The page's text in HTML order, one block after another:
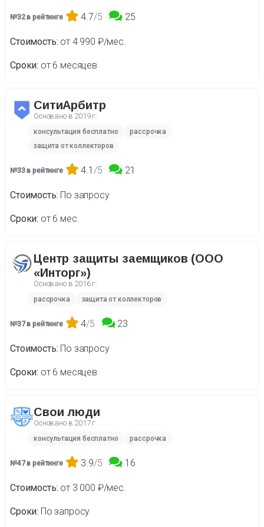
№32 в рейтинге 4.7/5 25
Стоимость от 4 990 ₽/мес.
Сроки от 6 месяцев
СитиАрбитр
Основано в 2019 г.
консультация бесплатно
рассрочка
защита от коллекторов
№33 в рейтинге 4.1 /5 21
Стоимость По запросу
Сроки от 6 мес.
Центр защиты заемщиков (ООО
«Инторг»)
Основано в 2016 г.
рассрочка защита от коллекторов
№37 в рейтинге 4/5 23
Стоимость По запросу
Сроки от 6 месяцев
Свои люди
Основано в 2017 г.
консультация бесплатно рассрочка
№47 в рейтинге 3.9/5 16
Стоимость от 3 000 ₽/мес.
Сроки По запросу